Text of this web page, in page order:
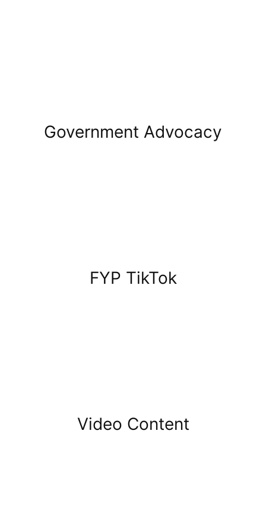
Government Advocacy
FYP TikTok
Video Content